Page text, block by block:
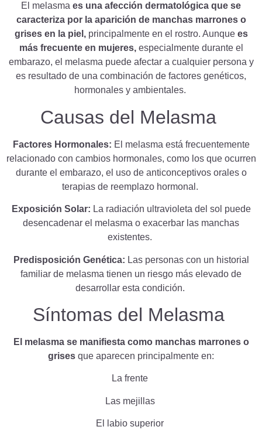
El melasma es una afección dermatológica que se
caracteriza por la aparición de manchas marrones o
grises en la piel,principalmente en el rostro. Aunquees
más frecuente en mujeres,especialmente durante el
embarazo, el melasma puede afectar a cualquier persona y
es resultado de una combinación de factores genéticos,
hormonales y ambientales.
Causas del Melasma
Factores Hormonales: El melasma está frecuentemente
relacionado con cambios hormonales, como los que ocurren
durante el embarazo, el uso de anticonceptivos orales o
terapias de reemplazo hormonal.
Exposición Solar: La radiación ultravioleta del sol puede
desencadenar el melasma o exacerbar las manchas
existentes.
Predisposición Genética: Las personas con un historial
familiar de melasma tienen un riesgo más elevado de
desarrollar esta condición.
Síntomas del Melasma
El melasma se manifiesta como manchas marrones o
grises que aparecen principalmente en:
La frente
Las mejillas
El labio superior